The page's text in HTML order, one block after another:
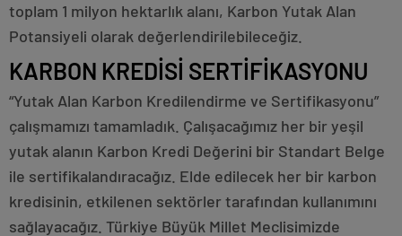
toplam 1 milyon hektarlık alanı, Karbon Yutak Alan
Potansiyeli olarak değerlendirilebileceğiz.
KARBON KREDİSİ SERTİFİKASYONU
“Yutak Alan Karbon Kredilendirme ve Sertifikasyonu”
çalışmamızı tamamladık. Çalışacağımız her bir yeşil
yutak alanın Karbon Kredi Değerini bir Standart Belge
ile sertifikalandıracağız. Elde edilecek her bir karbon
kredisinin, etkilenen sektörler tarafından kullanımını
sağlayacağız. Türkiye Büyük Millet Meclisimizde